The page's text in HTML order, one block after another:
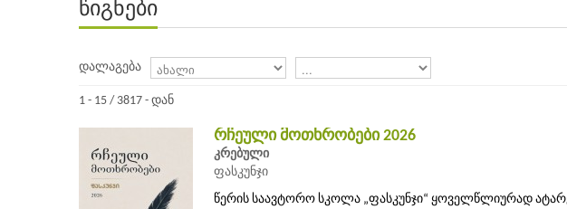
წიგნები
დალაგება
1 - 15 / 3817 - დან
რჩეული მოთხრობები 2026
კრებული
ფასკუნჯი
წერის საავტორო სკოლა „ფასკუნჯი“ ყოველწლიურად